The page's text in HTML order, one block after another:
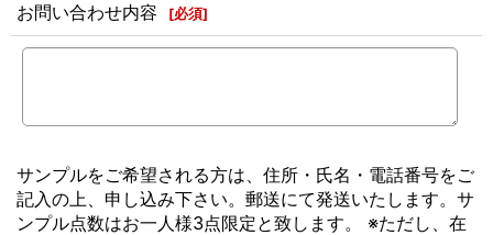
お問い合わせ内容 [必須]
サンプルをご希望される方は、住所・氏名・電話番号をご
記入の上、申し込み下さい。郵送にて発送いたします。サ
ンプル点数はお一人様3点限定と致します。 ※ただし、在